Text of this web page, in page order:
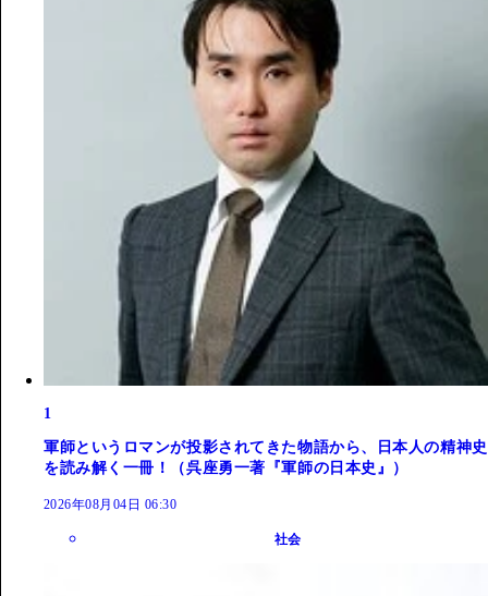
1
軍師というロマンが投影されてきた物語から、日本人の精神史
を読み解く一冊！（呉座勇一著『軍師の日本史』）
2026年08月04日 06:30
社会